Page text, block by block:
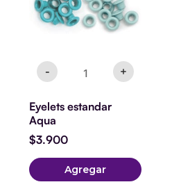
- +
Eyelets estandar
Aqua
$3.900
Agregar